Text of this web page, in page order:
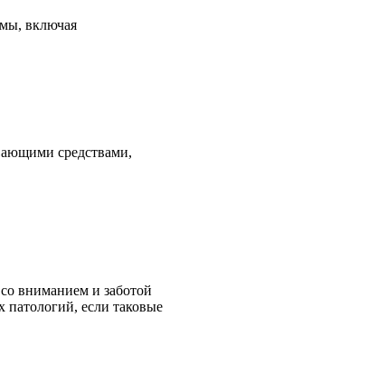
включая
средствами,
вниманием и заботой
если таковые